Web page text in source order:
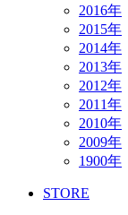
2016年
2015年
2014年
2013年
2012年
2011年
2010年
2009年
1900年
STORE